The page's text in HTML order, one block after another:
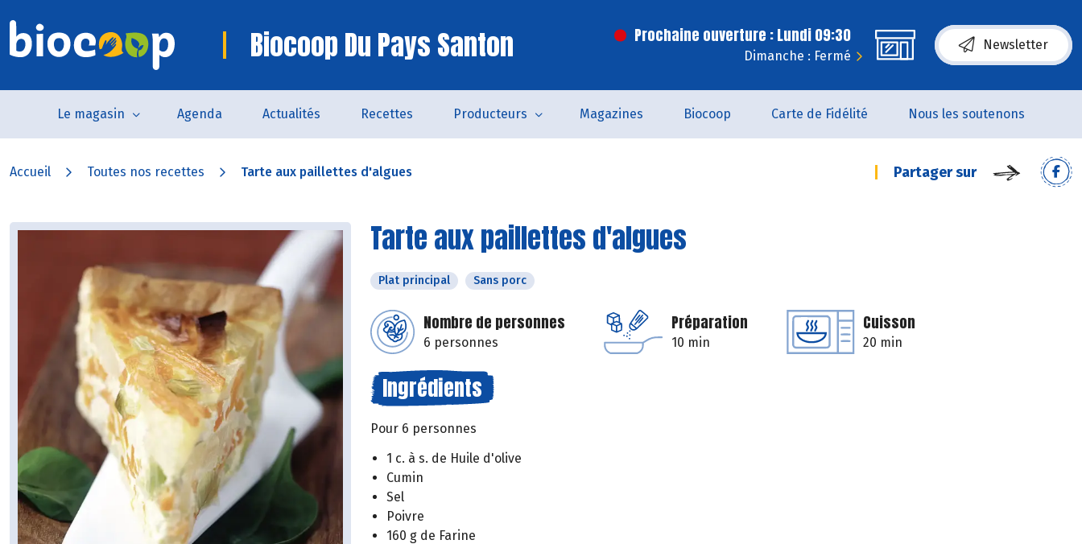
Biocoop Du Pays Santon Prochaine ouverture : Lundi 09:30
Dimanche : Fermé
Newsletter
Le magasin Agenda Actualités Recettes Producteurs Magazines Biocoop Carte de Fidélité Nous les soutenons
Accueil Toutes nos recettes Tarte aux paillettes d'algues Partager sur
Tarte aux paillettes d'algues
Plat principal Sans porc
Nombre de personnes
6 personnes
Préparation
10 min
Cuisson
20 min
Ingrédients
Pour 6 personnes
1 c. à s. de Huile d'olive
Cumin
Sel
Poivre
160 g de Farine